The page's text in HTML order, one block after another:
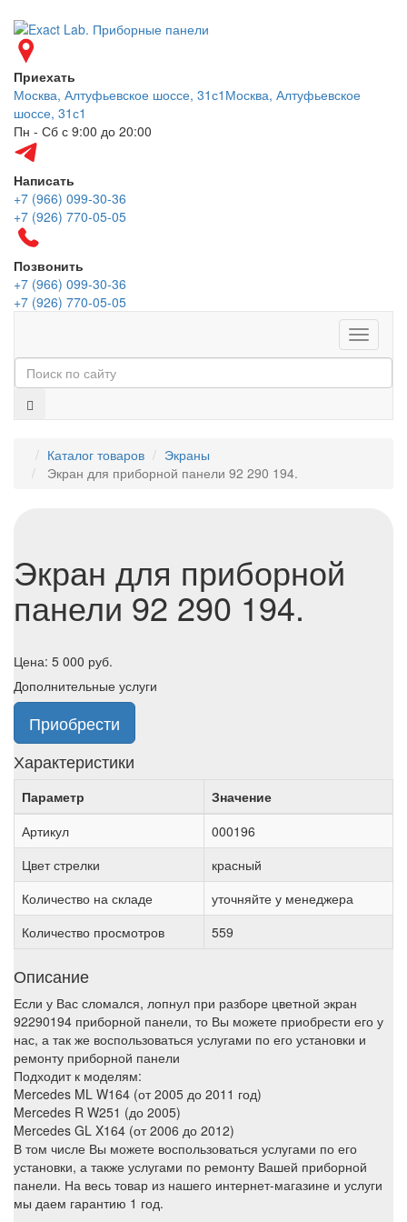
Приехать
Москва, Алтуфьевское шоссе, 31с1 Москва, Алтуфьевское
шоссе, 31с1
Пн - Сб с 9:00 до 20:00
Написать
+7 (966) 099-30-36
+7 (926) 770-05-05
Позвонить
+7 (966) 099-30-36
+7 (926) 770-05-05
Меню
Каталог товаров
Экраны
Экран для приборной панели 92 290 194.
Экран для приборной
панели 92 290 194.
Цена: 5 000 руб.
Дополнительные услуги
Приобрести
Характеристики
Параметр
Значение
Артикул
000196
Цвет стрелки
красный
Количество на складе
уточняйте у менеджера
Количество просмотров
559
Описание
Если у Вас сломался, лопнул при разборе цветной экран
92290194 приборной панели, то Вы можете приобрести его у
нас, а так же воспользоваться услугами по его установки и
ремонту приборной панели
Подходит к моделям:
Mercedes ML W164 (от 2005 до 2011 год)
Mercedes R W251 (до 2005)
Mercedes GL X164 (от 2006 до 2012)
В том числе Вы можете воспользоваться услугами по его
установки, а также услугами по ремонту Вашей приборной
панели. На весь товар из нашего интернет-магазине и услуги
мы даем гарантию 1 год.